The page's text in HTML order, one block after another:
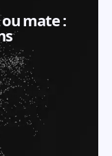
mate :